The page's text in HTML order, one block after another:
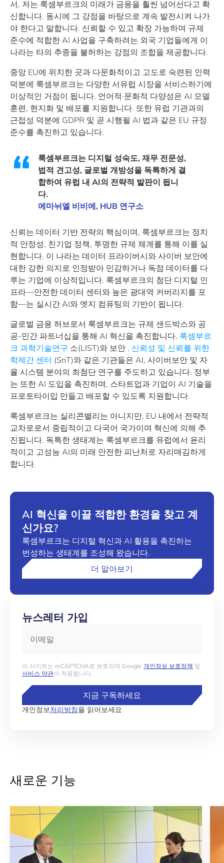
서, 저는 룩셈부르크의 미래가 금융을 훨씬 넘어선다고 확
신합니다. 동시에 그 강점을 바탕으로 계속 발전시켜 나가
야 한다고 말합니다. 신뢰할 수 있고 확장 가능하며 규제
준수에 적합한 AI 사업을 구축하려는 외국 기업들에게 이
나라는 타의 추종을 불허하는 강점의 조합을 제공합니다.
중앙 EU에 위치한 곳과 다문화적이고 고도로 숙련된 인력
덕분에 룩셈부르크는 다양한 서유럽 시장을 서비스하기에
이상적인 거점이 됩니다. 언어적·문화적 다양성은 AI 모델
훈련, 현지화 및 배포를 지원합니다. 또한 유럽 기관과의
근접성 덕분에 GDPR 및 곧 시행될 AI 법과 같은 EU 규정
준수를 촉진하고 있습니다.
룩셈부르크는 디지털 성숙도, 재무 전문성,
법적 견고성, 글로벌 개방성을 독특하게 결
합하여 유럽 내 AI의 전략적 발판이 됩니
다.
에마뉘엘 비비에, HUB 연구소
신뢰는 데이터 기반 전략의 핵심이며, 룩셈부르크는 정치
적 안정성, 친기업 정책, 투명한 규제 체계를 통해 이를 실
현합니다. 이 나라는 데이터 프라이버시와 사이버 보안에
대한 강한 의지로 인정받아 민감하거나 독점 데이터를 다
루는 기업에 이상적입니다. 룩셈부르크의 첨단 디지털 인
프라—안전한 데이터 센터와 높은 광대역 커버리지를 포
함—는 실시간 AI와 엣지 컴퓨팅의 기반이 됩니다.
글로벌 금융 허브로서 룩셈부르크는 규제 샌드박스와 공
공-민간 파트너십을 통해 AI 혁신을 촉진합니다. 룩셈부르
크 과학기술연구 소(LIST)와 보안 , 신뢰성 및 신뢰를 위한
학제간 센터 (SnT)와 같은 기관들은 AI, 사이버보안 및 자
율 시스템 분야의 최첨단 연구를 주도하고 있습니다. 정부
는 또한 AI 도입을 촉진하며, 스타트업과 기업이 AI 기술을
프로토타이입 만들고 배포할 수 있도록 지원합니다.
룩셈부르크는 실리콘밸리는 아니지만, EU 내에서 전략적
교차로로서 중립적이고 다국어 국가이며 혁신에 의해 추
진됩니다. 독특한 생태계는 룩셈부르크를 유럽에서 윤리
적이고 고성능 AI의 미래 안전한 피난처로 자리매김하게
합니다.
AI 혁신을 이끌 적합한 환경을 찾고 계
신가요?
룩셈부르크는 디지털 혁신과 AI 활용을 촉진하는
번성하는 생태계를 조성해 왔습니다.
더 알아보기
뉴스레터 가입
이 사이트는 reCAPTCHA로 보호되며 Google 개인정보 보호정책 및
서비스 약관이 적용됩니다.
지금 구독하세요
개인정보처리방침을 읽어보세요
새로운 기능